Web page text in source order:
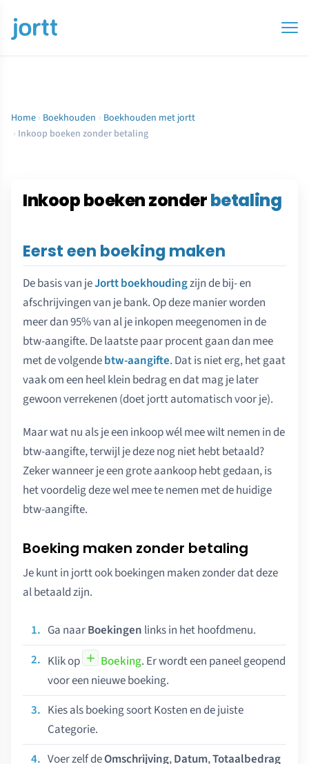
Home › Boekhouden › Boekhouden met jortt
› Inkoop boeken zonder betaling
Inkoop boeken zonderbetaling
Eerst een boeking maken
De basis van jeJortt boekhoudingzijn de bij- en
afschrijvingen van je bank. Op deze manier worden
meer dan 95% van al je inkopen meegenomen in de
btw-aangifte. De laatste paar procent gaan dan mee
met de volgendebtw-aangifte. Dat is niet erg, het gaat
vaak om een heel klein bedrag en dat mag je later
gewoon verrekenen (doet jortt automatisch voor je).
Maar wat nu als je een inkoop wél mee wilt nemen in de
btw-aangifte, terwijl je deze nog niet hebt betaald?
Zeker wanneer je een grote aankoop hebt gedaan, is
het voordelig deze wel mee te nemen met de huidige
btw-aangifte.
Boeking maken zonder betaling
Je kunt in jortt ook boekingen maken zonder dat deze
al betaald zijn.
Ga naarBoekingen links in het hoofdmenu.
Klik op
Boeking. Er wordt een paneel geopend
voor een nieuwe boeking.
Kies als boeking soort Kosten en de juiste
Categorie.
Voer zelf deOmschrijving,Datum,Totaalbedrag